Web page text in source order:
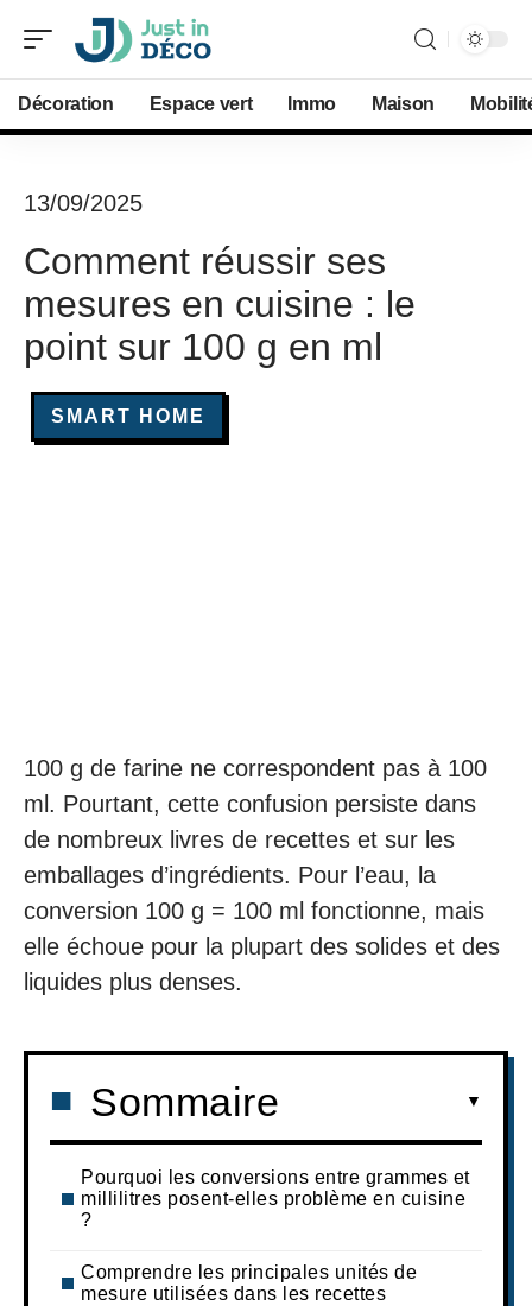
Décoration Espace vert Immo Maison
13/09/2025
Comment réussir ses
mesures en cuisine : le
point sur 100 g en ml
SMART HOME
100 g de farine ne correspondent pas à 100
ml. Pourtant, cette confusion persiste dans
de nombreux livres de recettes et sur les
emballages d’ingrédients. Pour l’eau, la
conversion 100 g = 100 ml fonctionne, mais
elle échoue pour la plupart des solides et des
liquides plus denses.
Sommaire
Pourquoi les conversions entre grammes et
millilitres posent-elles problème en cuisine
?
Comprendre les principales unités de
mesure utilisées dans les recettes